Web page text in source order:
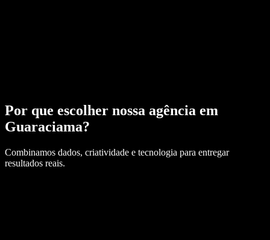
Por que escolher nossa agência em
Guaraciama?
Combinamos dados, criatividade e tecnologia para entregar
resultados reais.